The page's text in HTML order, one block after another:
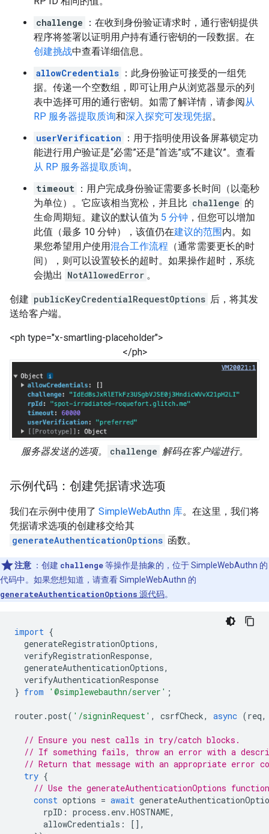
challenge
：在收到身份验证请求时，通行密钥提供
程序将签署以证明用户持有通行密钥的一段数据。在
创建挑战中查看详细信息。
allowCredentials ：此身份验证可接受的一组凭
据。传递一个空数组，即可让用户从浏览器显示的列
表中选择可用的通行密钥。如需了解详情，请参阅从
RP 服务器提取质询和深入探究可发现凭据。
userVerification
：用于指明使用设备屏幕锁定功
能进行用户验证是“必需”还是“首选”或“不建议”。查看
从 RP 服务器提取质询。
timeout ：用户完成身份验证需要多长时间（以毫秒
为单位）。它应该相当宽松，并且比 challenge 的
生命周期短。建议的默认值为 5 分钟 ，但您可以增加
此值（最多 10 分钟），该值仍在建议的范围 内。如
果您希望用户使用混合工作流程 （通常需要更长的时
间），则可以设置较长的超时。如果操作超时，系统
会抛出 NotAllowedError 。
创建 publicKeyCredentialRequestOptions 后，将其发
送给客户端。
<ph type="x-smartling-placeholder">
</ph>
服务器发送的选项。 challenge 解码在客户端进行。
示例代码：创建凭据请求选项
我们在示例中使用了 SimpleWebAuthn 库。在这里，我们将
凭据请求选项的创建移交给其
generateAuthenticationOptions 函数。
注意 ：创建 challenge等操作是抽象的，位于 SimpleWebAuthn 的
代码中。如果您想知道，请查看 SimpleWebAuthn 的
generateAuthenticationOptions 源代码。
import {
generateRegistrationOptions,
verifyRegistrationResponse,
generateAuthenticationOptions,
verifyAuthenticationResponse
} from '@simplewebauthn/server' ;
router .post( '/signinRequest' , csrfCheck, async (req,
// Ensure you nest calls in try/catch blocks.
// If something fails, throw an error with a
// Return that message with an appropriate error
try {
// Use the generateAuthenticationOptions function
const options = await
rpID : process . env.HOSTNAME,
allowCredentials :
[],